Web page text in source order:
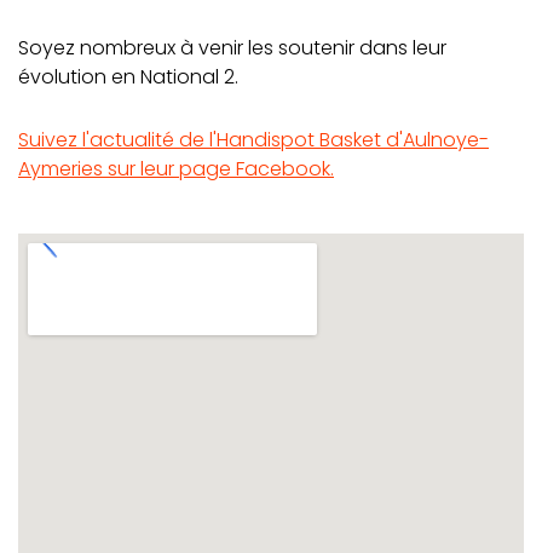
Soyez nombreux à venir les soutenir dans leur
évolution en National 2.
Suivez l'actualité de l'Handispot Basket d'Aulnoye-
Aymeries sur leur page Facebook.